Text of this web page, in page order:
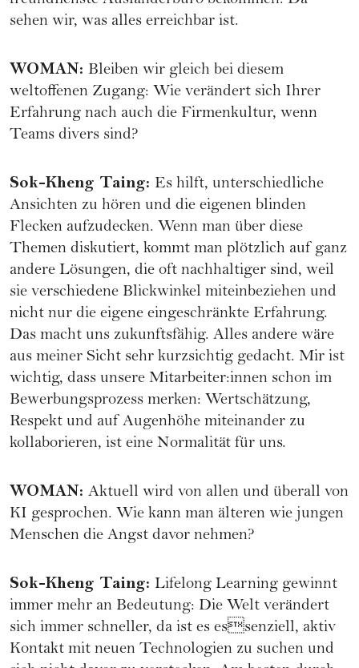
sehen wir, was alles erreichbar ist.
WOMAN: Bleiben wir gleich bei diesem
weltoffenen Zugang: Wie verändert sich Ihrer
Erfahrung nach auch die Firmenkultur, wenn
Teams divers sind?
Sok-Kheng Taing: Es hilft, unterschiedliche
Ansichten zu hören und die eigenen blinden
Flecken aufzudecken. Wenn man über diese
Themen diskutiert, kommt man plötzlich auf ganz
andere Lösungen, die oft nachhaltiger sind, weil
sie verschiedene Blickwinkel miteinbeziehen und
nicht nur die eigene eingeschränkte Erfahrung.
Das macht uns zukunftsfähig. Alles andere wäre
aus meiner Sicht sehr kurzsichtig gedacht. Mir ist
wichtig, dass unsere Mitarbeiter:innen schon im
Bewerbungsprozess merken: Wertschätzung,
Respekt und auf Augenhöhe miteinander zu
kollaborieren, ist eine Normalität für uns.
WOMAN: Aktuell wird von allen und überall von
KI gesprochen. Wie kann man älteren wie jungen
Menschen die Angst davor nehmen?
Sok-Kheng Taing: Lifelong Learning gewinnt
immer mehr an Bedeutung: Die Welt verändert
sich immer schneller, da ist es essenziell, aktiv
Kontakt mit neuen Technologien zu suchen und